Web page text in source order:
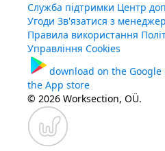
Служба підтримки Центр
Угоди Зв'язатися з
Правила використання
Управління Cookies
download on the Google
the App store
© 2026 Worksection, OÜ.